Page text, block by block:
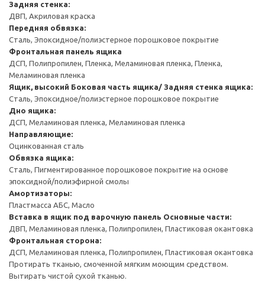
Задняя стенка:
ДВП, Акриловая краска
Передняя обвязка:
Сталь, Эпоксидное/полиэстерное порошковое покрытие
Фронтальная панель ящика
ДСП, Полипропилен, Пленка, Меламиновая пленка, Пленка,
Меламиновая пленка
Ящик, высокий Боковая часть ящика/ Задняя стенка ящика:
Сталь, Эпоксидное/полиэстерное порошковое покрытие
Дно ящика:
ДСП, Меламиновая пленка, Меламиновая пленка
Направляющие:
Оцинкованная сталь
Обвязка ящика:
Сталь, Пигментированное порошковое покрытие на основе
эпоксидной/полиэфирной смолы
Амортизаторы:
Пластмасса АБС, Масло
Вставка в ящик под варочную панель Основные части:
ДВП, Меламиновая пленка, Полипропилен, Пластиковая окантовка
Фронтальная сторона:
ДСП, Меламиновая пленка, Полипропилен, Пластиковая окантовка
Протирать тканью, смоченной мягким моющим средством.
Вытирать чистой сухой тканью.